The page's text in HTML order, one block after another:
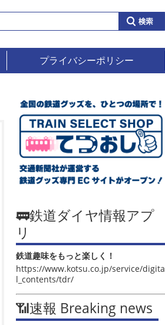
プライバシーポリシー
🚃鉄道ダイヤ情報アプ
リ
鉄道趣味をもっと楽しく！
https://www.kotsu.co.jp/service/digita
l_contents/tdr/
📶速報 Breaking news